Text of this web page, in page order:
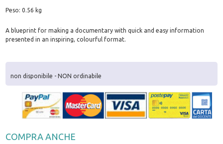
Peso: 0.56 kg
A blueprint for making a documentary with quick and easy information
presented in an inspiring, colourful format.
non disponibile - NON ordinabile
COMPRA ANCHE